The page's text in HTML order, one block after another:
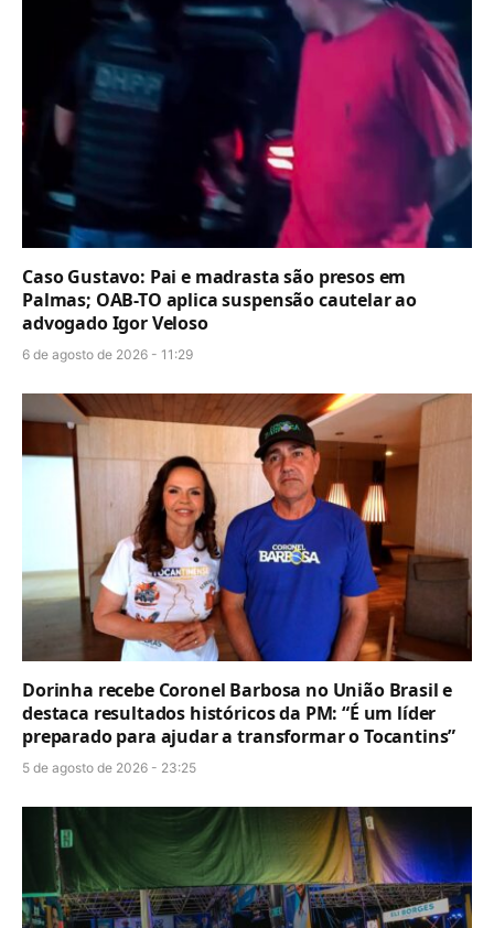
Caso Gustavo: Pai e madrasta são presos em
Palmas; OAB-TO aplica suspensão cautelar ao
advogado Igor Veloso
6 de agosto de 2026 - 11:29
Dorinha recebe Coronel Barbosa no União Brasil e
destaca resultados históricos da PM: “É um líder
preparado para ajudar a transformar o Tocantins”
5 de agosto de 2026 - 23:25